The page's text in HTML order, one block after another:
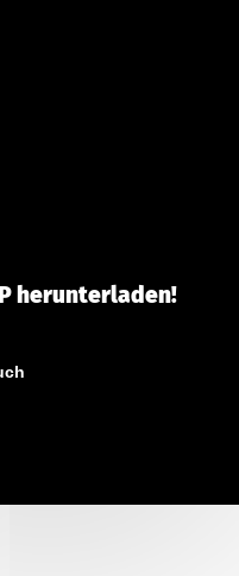
herunterladen!